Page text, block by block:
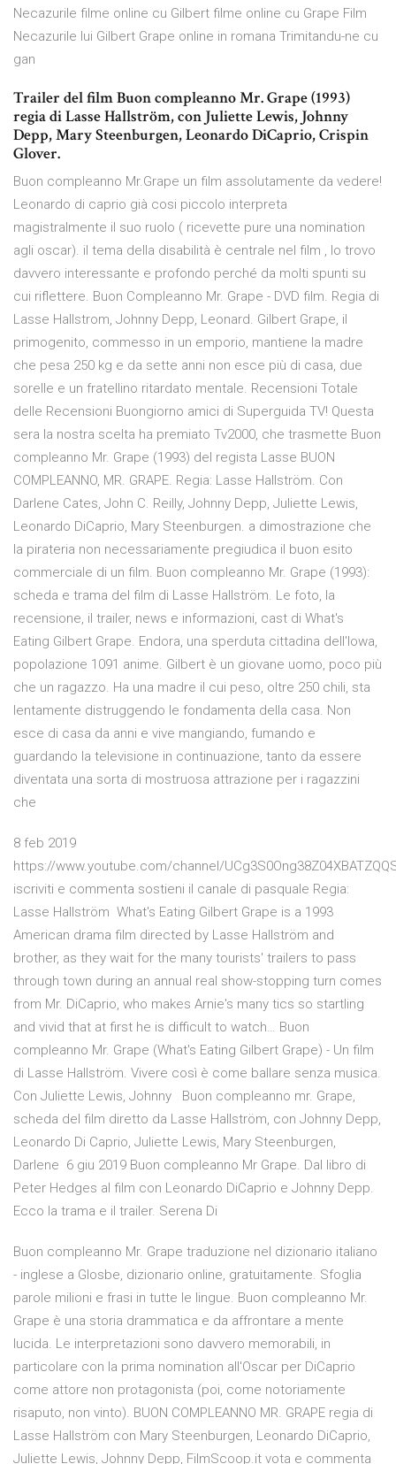
Necazurile filme online cu Gilbert filme online cu Grape Film
Necazurile lui Gilbert Grape online in romana Trimitandu-ne cu
gan
Trailer del film Buon compleanno Mr. Grape (1993)
regia di Lasse Hallström, con Juliette Lewis, Johnny
Depp, Mary Steenburgen, Leonardo DiCaprio, Crispin
Glover.
Buon compleanno Mr.Grape un film assolutamente da vedere!
Leonardo di caprio già cosi piccolo interpreta
magistralmente il suo ruolo ( ricevette pure una nomination
agli oscar). il tema della disabilità è centrale nel film , lo trovo
davvero interessante e profondo perché da molti spunti su
cui riflettere. Buon Compleanno Mr. Grape - DVD film. Regia di
Lasse Hallstrom, Johnny Depp, Leonard. Gilbert Grape, il
primogenito, commesso in un emporio, mantiene la madre
che pesa 250 kg e da sette anni non esce più di casa, due
sorelle e un fratellino ritardato mentale. Recensioni Totale
delle Recensioni Buongiorno amici di Superguida TV! Questa
sera la nostra scelta ha premiato Tv2000, che trasmette Buon
compleanno Mr. Grape (1993) del regista Lasse BUON
COMPLEANNO, MR. GRAPE. Regia: Lasse Hallström. Con
Darlene Cates, John C. Reilly, Johnny Depp, Juliette Lewis,
Leonardo DiCaprio, Mary Steenburgen. a dimostrazione che
la pirateria non necessariamente pregiudica il buon esito
commerciale di un film. Buon compleanno Mr. Grape (1993):
scheda e trama del film di Lasse Hallström. Le foto, la
recensione, il trailer, news e informazioni, cast di What's
Eating Gilbert Grape. Endora, una sperduta cittadina dell'Iowa,
popolazione 1091 anime. Gilbert è un giovane uomo, poco più
che un ragazzo. Ha una madre il cui peso, oltre 250 chili, sta
lentamente distruggendo le fondamenta della casa. Non
esce di casa da anni e vive mangiando, fumando e
guardando la televisione in continuazione, tanto da essere
diventata una sorta di mostruosa attrazione per i ragazzini
che
8 feb 2019
https://www.youtube.com/channel/
iscriviti e commenta sostieni il canale di pasquale Regia:
Lasse Hallström What's Eating Gilbert Grape is a 1993
American drama film directed by Lasse Hallström and
brother, as they wait for the many tourists' trailers to pass
through town during an annual real show-stopping turn comes
from Mr. DiCaprio, who makes Arnie's many tics so startling
and vivid that at first he is difficult to watch… Buon
compleanno Mr. Grape (What's Eating Gilbert Grape) - Un film
di Lasse Hallström. Vivere così è come ballare senza musica.
Con Juliette Lewis, Johnny Buon compleanno mr. Grape,
scheda del film diretto da Lasse Hallström, con Johnny Depp,
Leonardo Di Caprio, Juliette Lewis, Mary Steenburgen,
Darlene 6 giu 2019 Buon compleanno Mr Grape. Dal libro di
Peter Hedges al film con Leonardo DiCaprio e Johnny Depp.
Ecco la trama e il trailer. Serena Di
Buon compleanno Mr. Grape traduzione nel dizionario italiano
- inglese a Glosbe, dizionario online, gratuitamente. Sfoglia
parole milioni e frasi in tutte le lingue. Buon compleanno Mr.
Grape è una storia drammatica e da affrontare a mente
lucida. Le interpretazioni sono davvero memorabili, in
particolare con la prima nomination all'Oscar per DiCaprio
come attore non protagonista (poi, come notoriamente
risaputo, non vinto). BUON COMPLEANNO MR. GRAPE regia di
Lasse Hallström con Mary Steenburgen, Leonardo DiCaprio,
Juliette Lewis, Johnny Depp, FilmScoop.it vota e commenta